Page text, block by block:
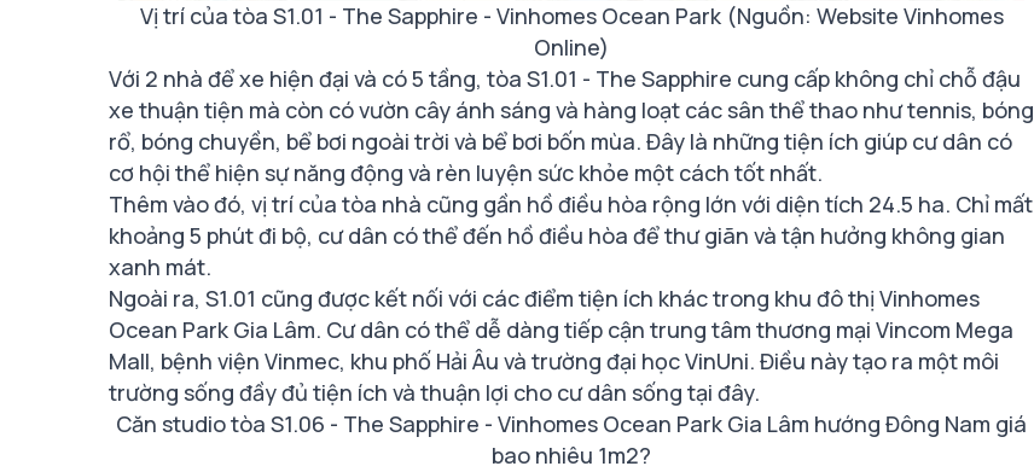
Vị trí của tòa S1.01 - The Sapphire - Vinhomes Ocean Park (Nguồn: Website Vinhomes
Online)
Với 2 nhà để xe hiện đại và có 5 tầng, tòa S1.01 - The Sapphire cung cấp không chỉ chỗ đậu
xe thuận tiện mà còn có vườn cây ánh sáng và hàng loạt các sân thể thao như tennis, bóng
rổ, bóng chuyền, bể bơi ngoài trời và bể bơi bốn mùa. Đây là những tiện ích giúp cư dân có
cơ hội thể hiện sự năng động và rèn luyện sức khỏe một cách tốt nhất.
Thêm vào đó, vị trí của tòa nhà cũng gần hồ điều hòa rộng lớn với diện tích 24.5 ha. Chỉ mất
khoảng 5 phút đi bộ, cư dân có thể đến hồ điều hòa để thư giãn và tận hưởng không gian
xanh mát.
Ngoài ra, S1.01 cũng được kết nối với các điểm tiện ích khác trong khu đô thị Vinhomes
Ocean Park Gia Lâm. Cư dân có thể dễ dàng tiếp cận trung tâm thương mại Vincom Mega
Mall, bệnh viện Vinmec, khu phố Hải Âu và trường đại học VinUni. Điều này tạo ra một môi
trường sống đầy đủ tiện ích và thuận lợi cho cư dân sống tại đây.
Căn studio tòa S1.06 - The Sapphire - Vinhomes Ocean Park Gia Lâm hướng Đông Nam giá
bao nhiêu 1m2?